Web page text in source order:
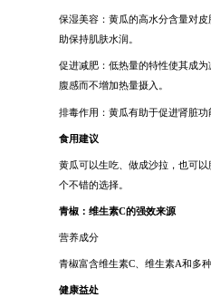
保湿美容：黄瓜的高水分含量对
助保持肌肤水润。
促进减肥：低热量的特性使其成
腹感而不增加热量摄入。
排毒作用：黄瓜有助于促进肾脏功
食用建议
黄瓜可以生吃、做成沙拉，也可
个不错的选择。
青椒：维生素C的强效来源
营养成分
青椒富含维生素C、维生素A和多种
健康益处